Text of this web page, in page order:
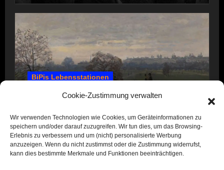
Cookie-Zustimmung verwalten
Wir verwenden Technologien wie Cookies, um Geräteinformationen zu
speichern und/oder darauf zuzugreifen. Wir tun dies, um das Browsing-
Erlebnis zu verbessern und um (nicht) personalisierte Werbung
anzuzeigen. Wenn du nicht zustimmst oder die Zustimmung widerrufst,
kann dies bestimmte Merkmale und Funktionen beeinträchtigen.
BiPis Lebensstationen
1857 – 1866: Kindheit und Jugend